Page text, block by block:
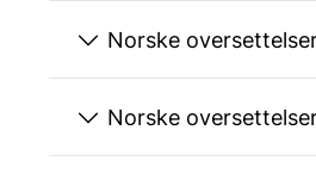
Norske
Norske